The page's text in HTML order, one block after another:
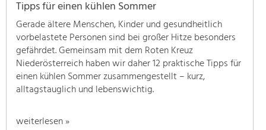
unsere
Themenschwerpunkte.
Für
mehr
Informationen
einfach
das
Tipps für einen kühlen Sommer
Gerade ältere Menschen, Kinder und gesundheitlich
vorbelastete Personen sind bei großer Hitze besonders
gefährdet. Gemeinsam mit dem Roten Kreuz
Niederösterreich haben wir daher 12 praktische Tipps für
einen kühlen Sommer zusammengestellt – kurz,
alltagstauglich und lebenswichtig.
weiterlesen »